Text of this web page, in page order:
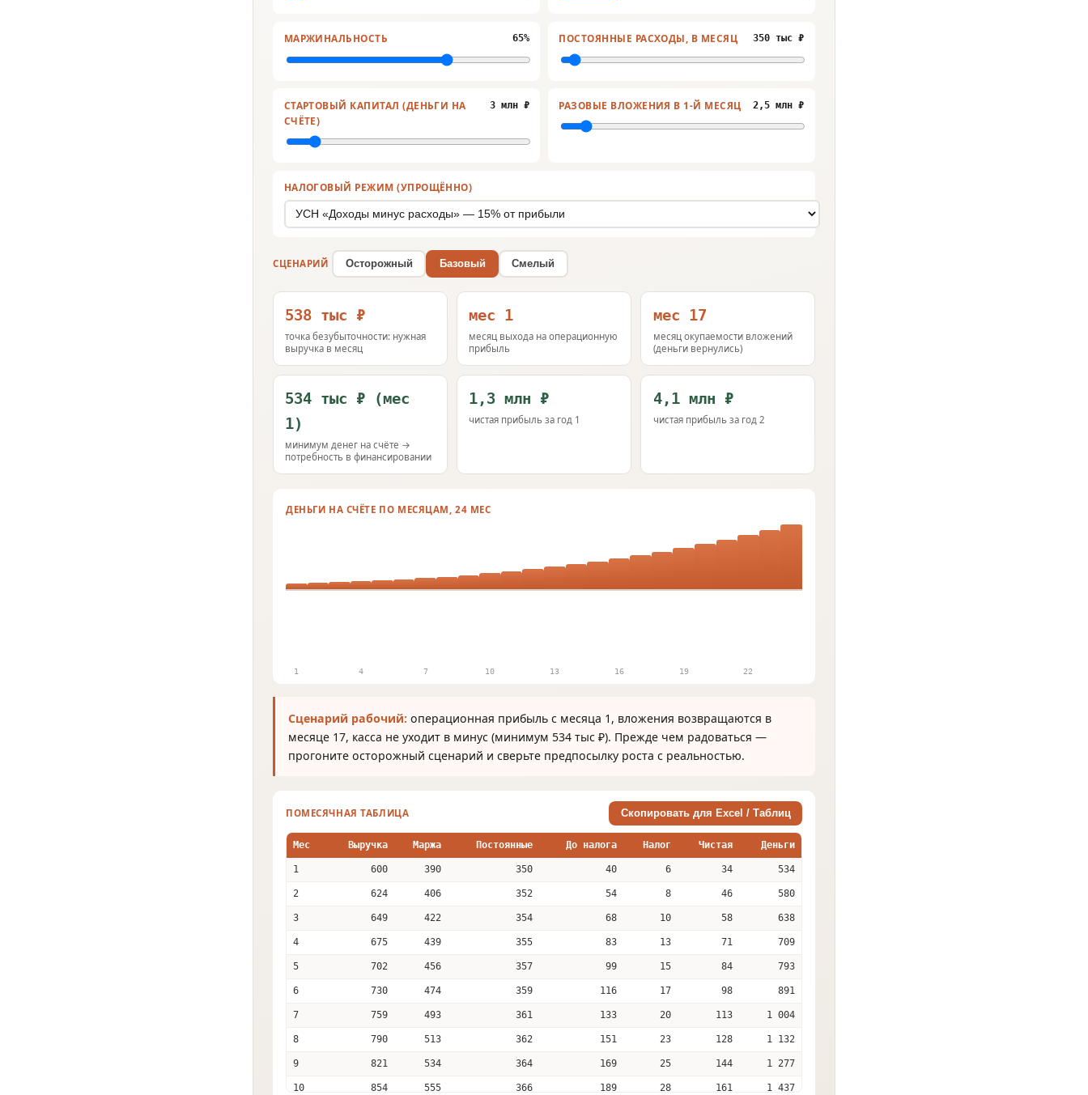
МАРЖИНАЛЬНОСТЬ 65% ПОСТОЯННЫЕ РАСХОДЫ, В МЕСЯЦ 350 тыс ₽
СТАРТОВЫЙ КАПИТАЛ (ДЕНЬГИ НА
СЧЁТЕ)
3 млн ₽ РАЗОВЫЕ ВЛОЖЕНИЯ В 1-Й МЕСЯЦ 2,5 млн ₽
НАЛОГОВЫЙ РЕЖИМ (УПРОЩЁННО)
СЦЕНАРИЙ Осторожный Базовый Смелый
538 тыс ₽
точка безубыточности: нужная
выручка в месяц
мес 1
месяц выхода на операционную
прибыль
мес 17
месяц окупаемости вложений
(деньги вернулись)
534 тыс ₽ (мес
1)
минимум денег на счёте →
потребность в финансировании
1,3 млн ₽
чистая прибыль за год 1
4,1 млн ₽
чистая прибыль за год 2
ДЕНЬГИ НА СЧЁТЕ ПО МЕСЯЦАМ, 24 МЕС
1 4 7 10 13 16 19 22
Сценарий рабочий: операционная прибыль с месяца 1, вложения возвращаются в
месяце 17, касса не уходит в минус (минимум 534 тыс ₽). Прежде чем радоваться —
прогоните осторожный сценарий и сверьте предпосылку роста с реальностью.
ПОМЕСЯЧНАЯ ТАБЛИЦА Скопировать для Excel / Таблиц
Мес Выручка Маржа Постоянные До налога Налог Чистая Деньги
1 600 390 350 40 6 34 534
2 624 406 352 54 8 46 580
3 649 422 354 68 10 58 638
4 675 439 355 83 13 71 709
5 702 456 357 99 15 84 793
6 730 474 359 116 17 98 891
7 759 493 361 133 20 113 1 004
8 790 513 362 151 23 128 1 132
9 821 534 364 169 25 144 1 277
10 854 555 366 189 28 161 1 437